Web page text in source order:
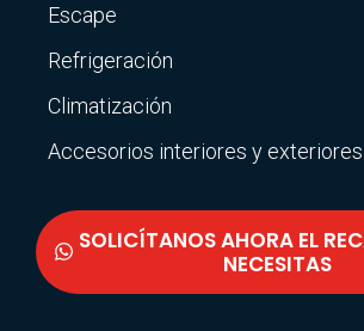
Escape
Refrigeración
Climatización
Accesorios interiores y exteriores
SOLICÍTANOS AHORA EL
NECESITAS